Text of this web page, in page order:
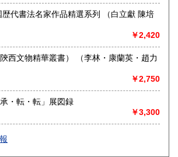
法名家作品精選系列 （白立獻 陳培
￥2,420
叢書） （李林・康蘭英・趙力
￥2,750
・転・転」展図録
￥3,300